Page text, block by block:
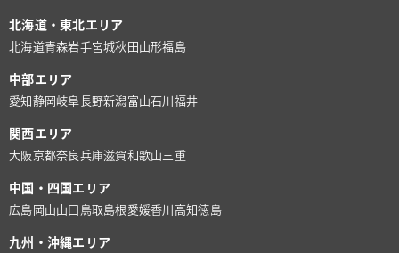
北海道・東北エリア
北海道青森岩手宮城秋田 山形福島
中部エリア
愛知 静岡 岐阜長野新潟富山石川 福井
関西エリア
大阪京都奈良兵庫滋賀和歌山 三重
中国・四国エリア
広島 岡山山口 鳥取島根 愛媛香川 高知徳島
九州・沖縄エリア